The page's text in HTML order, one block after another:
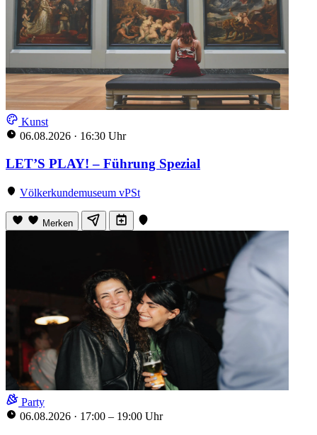
Kunst
06.08.2026 · 16:30 Uhr
LET’S PLAY! – Führung Spezial
Völkerkundemuseum vPSt
Merken
Party
06.08.2026 · 17:00 – 19:00 Uhr